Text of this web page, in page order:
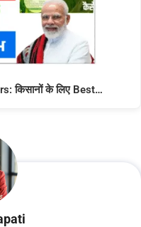
किसानों के लिए Best…